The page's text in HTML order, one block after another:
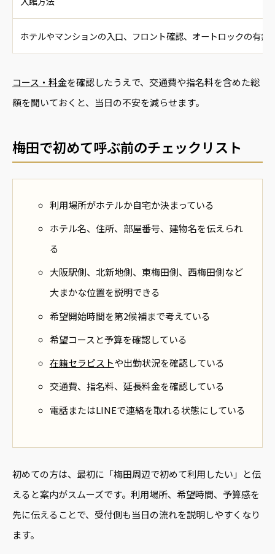
ホテルやマンションの入口、フロント確認、オートロックの有無
コース・料金を確認したうえで、交通費や指名料を含めた総
額を聞いておくと、当日の不安を減らせます。
梅田で初めて呼ぶ前のチェックリスト
利用場所がホテルか自宅か決まっている
ホテル名、住所、部屋番号、建物名を伝えられ
る
大阪駅側、北新地側、東梅田側、西梅田側など
大まかな位置を説明できる
希望開始時間を第2候補まで考えている
希望コースと予算を確認している
在籍セラピストや出勤状況を確認している
交通費、指名料、延長料金を確認している
電話またはLINEで連絡を取れる状態にしている
初めての方は、最初に「梅田周辺で初めて利用したい」と伝
えると案内がスムーズです。利用場所、希望時間、予算感を
先に伝えることで、受付側も当日の流れを説明しやすくなり
ます。